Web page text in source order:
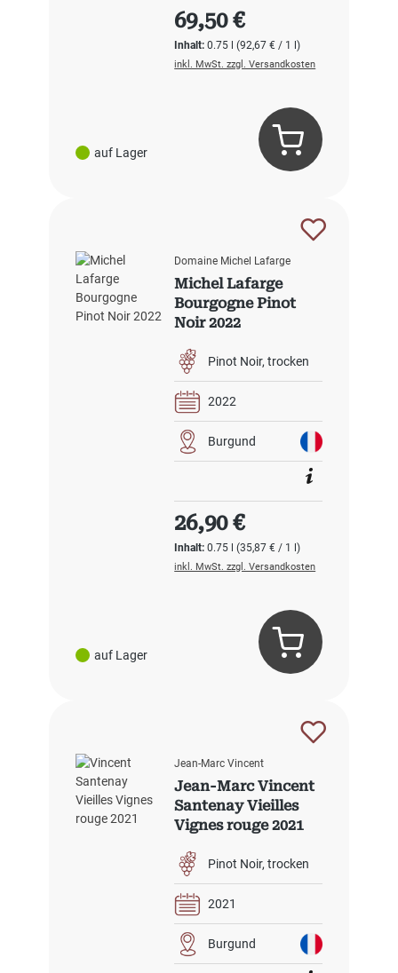
auf Lager
Inhalt:0.75 l(92,67 € / 1 l)
Regulärer Preis:
69,50 €
inkl. MwSt. zzgl. Versandkosten
auf Lager
Domaine Michel Lafarge
Michel Lafarge
Bourgogne Pinot
Noir 2022
Pinot Noir trocken
2022
Burgund
Inhalt:0.75 l(35,87 € / 1 l)
Regulärer Preis:
26,90 €
inkl. MwSt. zzgl. Versandkosten
Jean-Marc Vincent
Jean-Marc Vincent
Santenay Vieilles
Vignes rouge 2021
Pinot Noir trocken
2021
Burgund